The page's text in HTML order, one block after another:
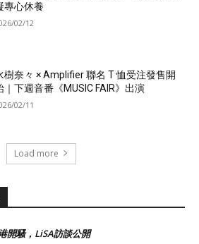
專心休養
02/12
樹奈々 × Amplifier 聯名 T 恤受注發售開
｜下週音番《MUSIC FAIR》出演
02/11
Load more
開騷，LiSA訪談公開